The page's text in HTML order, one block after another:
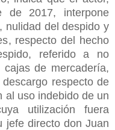
de 2017, interpone
nulidad del despido y
respecto del hecho
referido a no
de mercadería,
respecto de
al uso indebido de un
utilización fuera
jefe directo don Juan